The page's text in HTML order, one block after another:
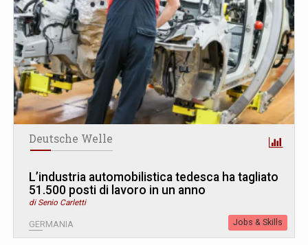
Deutsche Welle
L’industria automobilistica tedesca ha tagliato
51.500 posti di lavoro in un anno
di Senio Carletti
GERMANIA Jobs & Skills